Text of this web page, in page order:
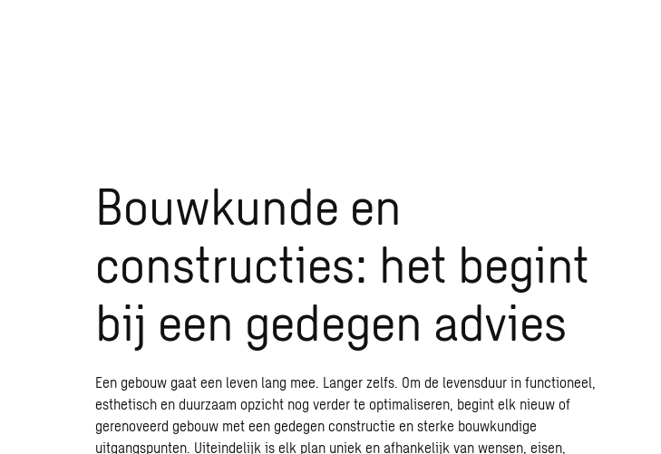
Bouwkunde en
constructies: het begint
bij een gedegen advies
Een gebouw gaat een leven lang mee. Langer zelfs. Om de levensduur in functioneel,
esthetisch en duurzaam opzicht nog verder te optimaliseren, begint elk nieuw of
gerenoveerd gebouw met een gedegen constructie en sterke bouwkundige
uitgangspunten. Uiteindelijk is elk plan uniek en afhankelijk van wensen, eisen,